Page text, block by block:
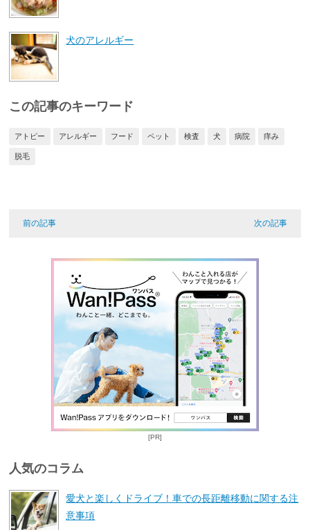
犬のアレルギー
この記事のキーワード
アトピー アレルギー フード ペット 検査 犬 病院 痒み
脱毛
前の記事 次の記事
[PR]
人気のコラム
愛犬と楽しくドライブ！車での長距離移動に関する注
意事項